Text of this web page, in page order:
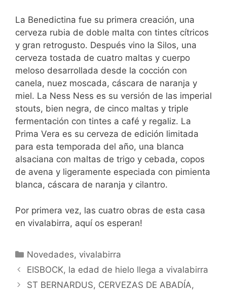
La Benedictina fue su primera creación, una
cerveza rubia de doble malta con tintes cítricos
y gran retrogusto. Después vino la Silos, una
cerveza tostada de cuatro maltas y cuerpo
meloso desarrollada desde la cocción con
canela, nuez moscada, cáscara de naranja y
miel. La Ness Ness es su versión de las imperial
stouts, bien negra, de cinco maltas y triple
fermentación con tintes a café y regaliz. La
Prima Vera es su cerveza de edición limitada
para esta temporada del año, una blanca
alsaciana con maltas de trigo y cebada, copos
de avena y ligeramente especiada con pimienta
blanca, cáscara de naranja y cilantro.
Por primera vez, las cuatro obras de esta casa
en vivalabirra, aquí os esperan!
Categorías
Novedades, vivalabirra
EISBOCK, la edad de hielo llega a vivalabirra
ST BERNARDUS, CERVEZAS DE ABADÍA,